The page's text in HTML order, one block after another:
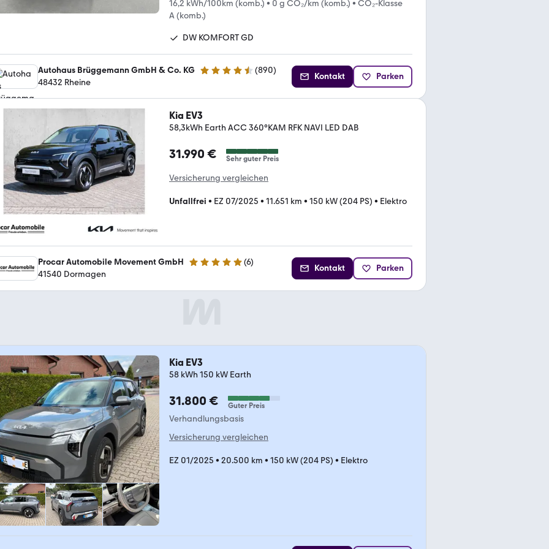
16,2 kWh/100km (komb.) • 0 g CO₂/km (komb.) • CO₂-Klasse
A (komb.)
DW KOMFORT GD
Autohaus Brüggemann GmbH & Co. KG 4.7 Sterne (890)
48432 Rheine
Kontakt Parken
Kia EV3
58,3kWh Earth ACC 360°KAM RFK NAVI LED DAB
31.990 € Sehr guter Preis
Versicherung vergleichen
Unfallfrei • EZ 07/2025 • 11.651 km • 150 kW (204 PS) • Elektro
Procar Automobile Movement GmbH 5 Sterne (6)
41540 Dormagen
Kontakt Parken
Kia EV3
58 kWh 150 kW Earth
31.800 € Guter Preis
Verhandlungsbasis
Versicherung vergleichen
EZ 01/2025 • 20.500 km • 150 kW (204 PS) • Elektro